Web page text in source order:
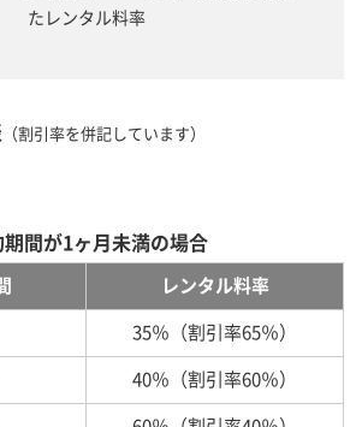
たレンタル料率
（割引率を併記しています）
期間が1ヶ月未満の場合
レンタル料率
35％（割引率65％）
40％（割引率60％）